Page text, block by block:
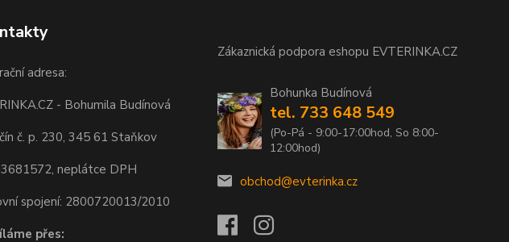
adresa:
- Bohumila Budínová
č. p. 230, 345 61 Staňkov
neplátce DPH
spojení: 2800720013/2010
přes:
Zákaznická podpora eshopu EVTERINKA.CZ
Bohunka Budínová
tel. 733 648 549
(Po-Pá - 9:00-17:00hod, So 8:00-
12:00hod)
obchod@evterinka.cz